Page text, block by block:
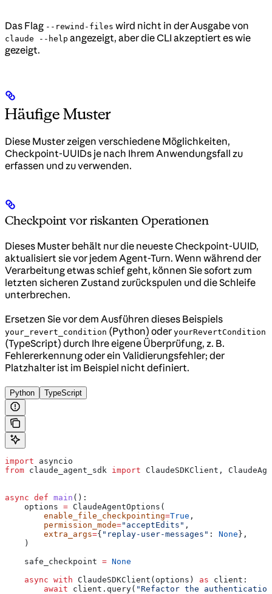
Das Flag --rewind-files wird nicht in der Ausgabe von
claude --help angezeigt, aber die CLI akzeptiert es wie
gezeigt.
Häufige Muster
Diese Muster zeigen verschiedene Möglichkeiten,
Checkpoint-UUIDs je nach Ihrem Anwendungsfall zu
erfassen und zu verwenden.
Checkpoint vor riskanten Operationen
Dieses Muster behält nur die neueste Checkpoint-UUID,
aktualisiert sie vor jedem Agent-Turn. Wenn während der
Verarbeitung etwas schief geht, können Sie sofort zum
letzten sicheren Zustand zurückspulen und die Schleife
unterbrechen.
Ersetzen Sie vor dem Ausführen dieses Beispiels
your_revert_condition (Python) oder yourRevertCondition
(TypeScript) durch Ihre eigene Überprüfung, z. B.
Fehlererkennung oder ein Validierungsfehler; der
Platzhalter ist im Beispiel nicht definiert.
Python TypeScript
import asyncio
from claude_agent_sdk import ClaudeSDKClient,
async def main ():
    options
= ClaudeAgentOptions(
        enable_file_checkpointing
=True ,
        permission_mode
="acceptEdits" ,
        extra_args
={ "replay-user-messages" : None },
    )
    safe_checkpoint
= None
    async
with ClaudeSDKClient(options) as client:
        await
client.query( "Refactor the authentication